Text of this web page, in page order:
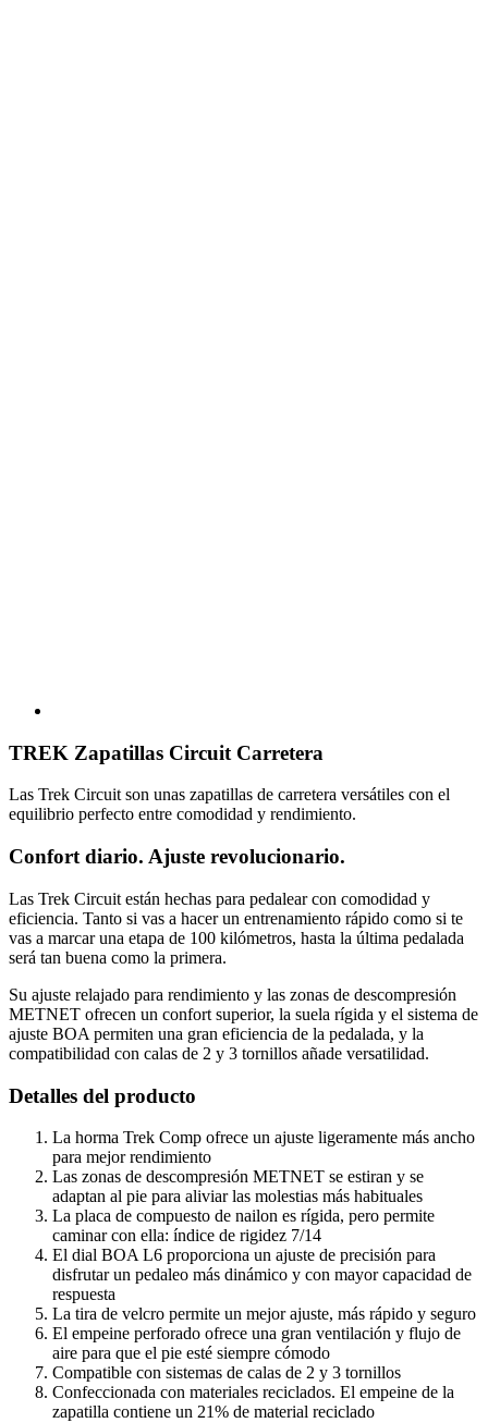
TREK Zapatillas Circuit Carretera
Las Trek Circuit son unas zapatillas de carretera versátiles con el
equilibrio perfecto entre comodidad y rendimiento.
Confort diario. Ajuste revolucionario.
Las Trek Circuit están hechas para pedalear con comodidad y
eficiencia. Tanto si vas a hacer un entrenamiento rápido como si te
vas a marcar una etapa de 100 kilómetros, hasta la última pedalada
será tan buena como la primera.
Su ajuste relajado para rendimiento y las zonas de descompresión
METNET ofrecen un confort superior, la suela rígida y el sistema de
ajuste BOA permiten una gran eficiencia de la pedalada, y la
compatibilidad con calas de 2 y 3 tornillos añade versatilidad.
Detalles del producto
La horma Trek Comp ofrece un ajuste ligeramente más ancho
para mejor rendimiento
Las zonas de descompresión METNET se estiran y se
adaptan al pie para aliviar las molestias más habituales
La placa de compuesto de nailon es rígida, pero permite
caminar con ella: índice de rigidez 7/14
El dial BOA L6 proporciona un ajuste de precisión para
disfrutar un pedaleo más dinámico y con mayor capacidad de
respuesta
La tira de velcro permite un mejor ajuste, más rápido y seguro
El empeine perforado ofrece una gran ventilación y flujo de
aire para que el pie esté siempre cómodo
Compatible con sistemas de calas de 2 y 3 tornillos
Confeccionada con materiales reciclados. El empeine de la
zapatilla contiene un 21% de material reciclado